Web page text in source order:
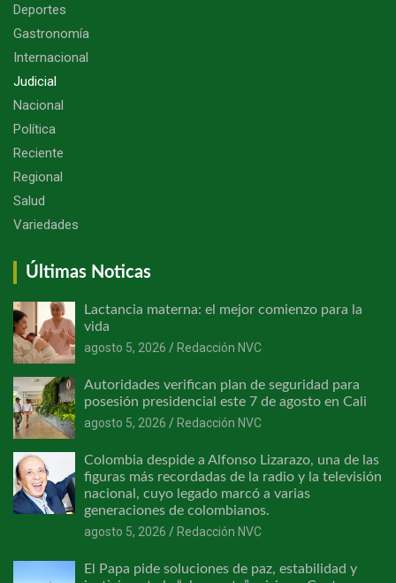
Deportes
Gastronomía
Internacional
Judicial
Nacional
Política
Reciente
Regional
Salud
Variedades
Últimas Noticas
Lactancia materna: el mejor comienzo para la
vida
agosto 5, 2026
Redacción NVC
Autoridades verifican plan de seguridad para
posesión presidencial este 7 de agosto en Cali
agosto 5, 2026
Redacción NVC
Colombia despide a Alfonso Lizarazo, una de las
figuras más recordadas de la radio y la televisión
nacional, cuyo legado marcó a varias
generaciones de colombianos.
agosto 5, 2026
Redacción NVC
El Papa pide soluciones de paz, estabilidad y